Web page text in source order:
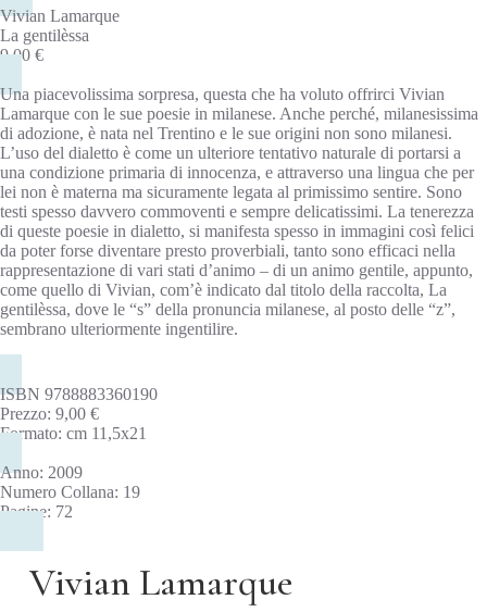
Vivian Lamarque
La gentilèssa
9,00 €
Una piacevolissima sorpresa, questa che ha voluto offrirci Vivian
Lamarque con le sue poesie in milanese. Anche perché, milanesissima
di adozione, è nata nel Trentino e le sue origini non sono milanesi.
L’uso del dialetto è come un ulteriore tentativo naturale di portarsi a
una condizione primaria di innocenza, e attraverso una lingua che per
lei non è materna ma sicuramente legata al primissimo sentire. Sono
testi spesso davvero commoventi e sempre delicatissimi. La tenerezza
di queste poesie in dialetto, si manifesta spesso in immagini così felici
da poter forse diventare presto proverbiali, tanto sono efficaci nella
rappresentazione di vari stati d’animo – di un animo gentile, appunto,
come quello di Vivian, com’è indicato dal titolo della raccolta, La
gentilèssa, dove le “s” della pronuncia milanese, al posto delle “z”,
sembrano ulteriormente ingentilire.
ISBN 9788883360190
Prezzo: 9,00 €
Formato: cm 11,5x21
Anno: 2009
Numero Collana: 19
Pagine: 72
Vivian Lamarque